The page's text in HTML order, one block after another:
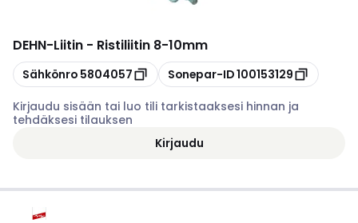
DEHN-Liitin - Ristiliitin 8-10mm
Kopioi
Sähkönro 5804057 Kopioi
Sonepar-ID100153129
Kirjaudu sisään tai luo tili tarkistaaksesi hinnan ja
tehdäksesi tilauksen
Kirjaudu